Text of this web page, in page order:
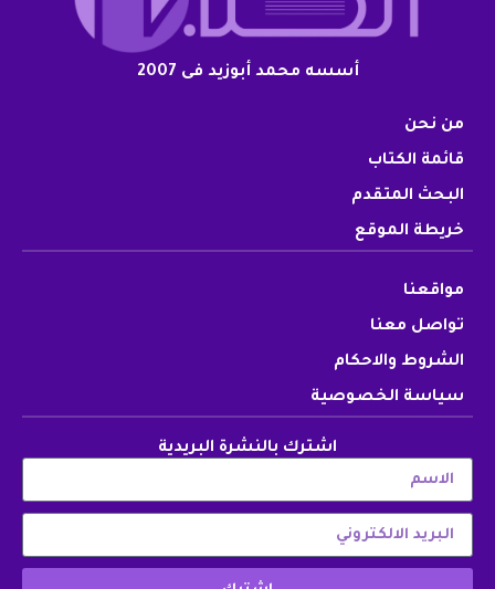
أسسه محمد أبوزيد فى 2007
من نحن
قائمة الكتاب
البحث المتقدم
خريطة الموقع
مواقعنا
تواصل معنا
الشروط والاحكام
سياسة الخصوصية
اشترك بالنشرة البريدية